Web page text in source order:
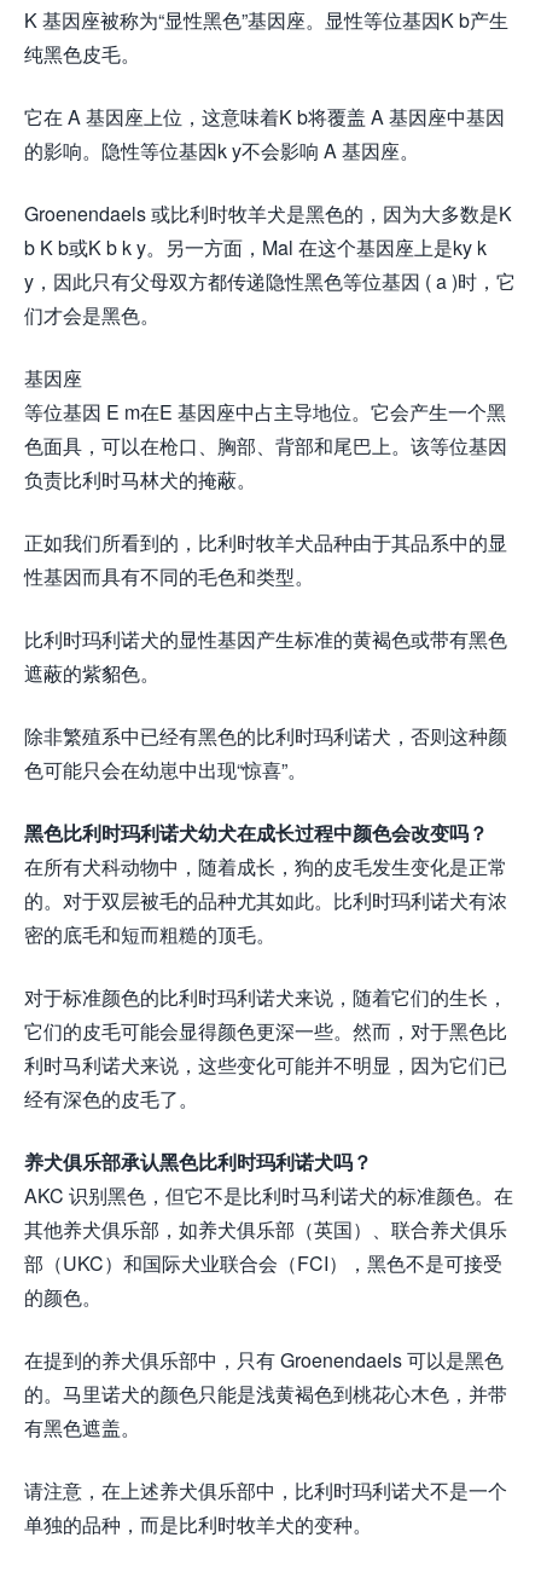
K 基因座被称为“显性黑色”基因座。显性等位基因K b产生
纯黑色皮毛。
它在 A 基因座上位，这意味着K b将覆盖 A 基因座中基因
的影响。隐性等位基因k y不会影响 A 基因座。
Groenendaels 或比利时牧羊犬是黑色的，因为大多数是K
b K b或K b k y。另一方面，Mal 在这个基因座上是ky k
y，因此只有父母双方都传递隐性黑色等位基因 ( a )时，它
们才会是黑色。
基因座
等位基因 E m在E 基因座中占主导地位。它会产生一个黑
色面具，可以在枪口、胸部、背部和尾巴上。该等位基因
负责比利时马林犬的掩蔽。
正如我们所看到的，比利时牧羊犬品种由于其品系中的显
性基因而具有不同的毛色和类型。
比利时玛利诺犬的显性基因产生标准的黄褐色或带有黑色
遮蔽的紫貂色。
除非繁殖系中已经有黑色的比利时玛利诺犬，否则这种颜
色可能只会在幼崽中出现“惊喜”。
黑色比利时玛利诺犬幼犬在成长过程中颜色会改变吗？
在所有犬科动物中，随着成长，狗的皮毛发生变化是正常
的。对于双层被毛的品种尤其如此。比利时玛利诺犬有浓
密的底毛和短而粗糙的顶毛。
对于标准颜色的比利时玛利诺犬来说，随着它们的生长，
它们的皮毛可能会显得颜色更深一些。然而，对于黑色比
利时马利诺犬来说，这些变化可能并不明显，因为它们已
经有深色的皮毛了。
养犬俱乐部承认黑色比利时玛利诺犬吗？
AKC 识别黑色，但它不是比利时马利诺犬的标准颜色。在
其他养犬俱乐部，如养犬俱乐部（英国）、联合养犬俱乐
部（UKC）和国际犬业联合会（FCI），黑色不是可接受
的颜色。
在提到的养犬俱乐部中，只有 Groenendaels 可以是黑色
的。马里诺犬的颜色只能是浅黄褐色到桃花心木色，并带
有黑色遮盖。
请注意，在上述养犬俱乐部中，比利时玛利诺犬不是一个
单独的品种，而是比利时牧羊犬的变种。